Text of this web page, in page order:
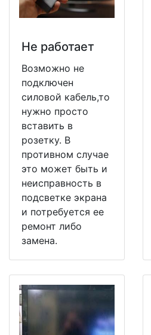
Не работает
Возможно не
подключен
силовой кабель,то
нужно просто
вставить в
розетку. В
противном случае
это может быть и
неисправность в
подсветке экрана
и потребуется ее
ремонт либо
замена.